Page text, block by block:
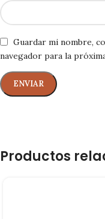
Guardar mi nombre,
navegador para la
Productos